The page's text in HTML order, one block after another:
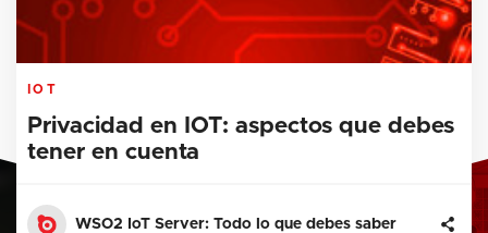
IOT
Privacidad en IOT: aspectos que debes
tener en cuenta
WSO2 IoT Server: Todo lo que debes saber